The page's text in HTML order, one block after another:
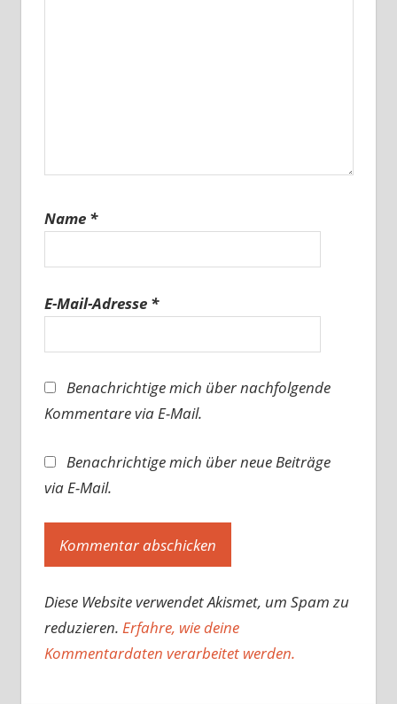
Name *
E-Mail-Adresse *
Benachrichtige mich über nachfolgende
Kommentare via E-Mail.
Benachrichtige mich über neue Beiträge
via E-Mail.
Diese Website verwendet Akismet, um Spam zu
reduzieren. Erfahre, wie deine
Kommentardaten verarbeitet werden.